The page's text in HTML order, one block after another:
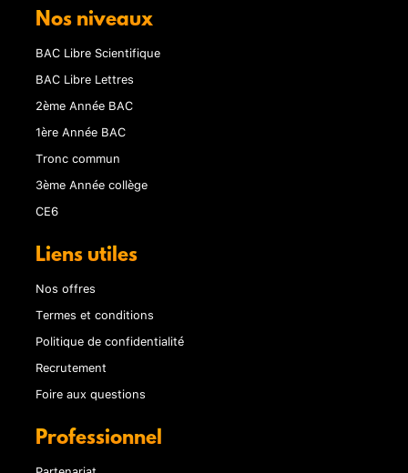
Nos niveaux
BAC Libre Scientifique
BAC Libre Lettres
2ème Année BAC
1ère Année BAC
Tronc commun
3ème Année collège
CE6
Liens utiles
Nos offres
Termes et conditions
Politique de confidentialité
Recrutement
Foire aux questions
Professionnel